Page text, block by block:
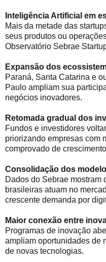
Inteligência Artificial em
Mais da metade das
seus produtos ou
Observatório Sebrae
Expansão dos
Paraná, Santa Catarina e
Paulo ampliam sua
negócios inovadores.
Retomada gradual dos
Fundos e investidores
priorizando empresas com
comprovado de
Consolidação dos
Dados do Sebrae mostram
brasileiras atuam no
crescente demanda por
Maior conexão entre
Programas de inovação
ampliam oportunidades de
de novas tecnologias.